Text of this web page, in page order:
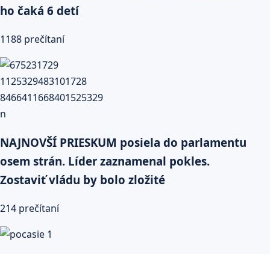
ho čaká 6 detí
1188 prečítaní
NAJNOVŠÍ PRIESKUM posiela do parlamentu
osem strán. Líder zaznamenal pokles.
Zostaviť vládu by bolo zložité
214 prečítaní